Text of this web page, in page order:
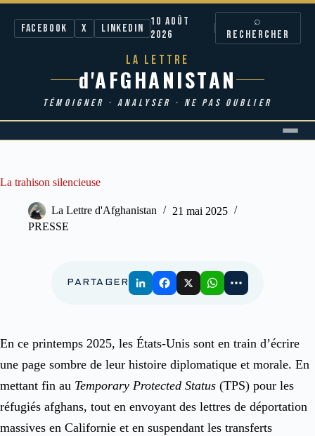
Facebook X LinkedIn
10 AOÛT
2026
⌕
RECHERCHER
LA LETTRE
d'AFGHANISTAN
TÉMOIGNER · ANALYSER · NE PAS OUBLIER
La trahison silencieuse
La Lettre d'Afghanistan
21 mai 2025
PRESSE
PARTAGER
En ce printemps 2025, les États-Unis sont en train d’écrire
une page sombre de leur histoire diplomatique et morale. En
mettant fin au Temporary Protected Status (TPS) pour les
réfugiés afghans, tout en envoyant des lettres de déportation
massives en Californie et en suspendant les transferts